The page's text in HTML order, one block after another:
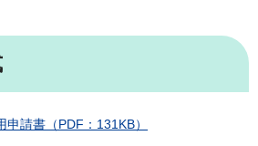
申請書（PDF：131KB）